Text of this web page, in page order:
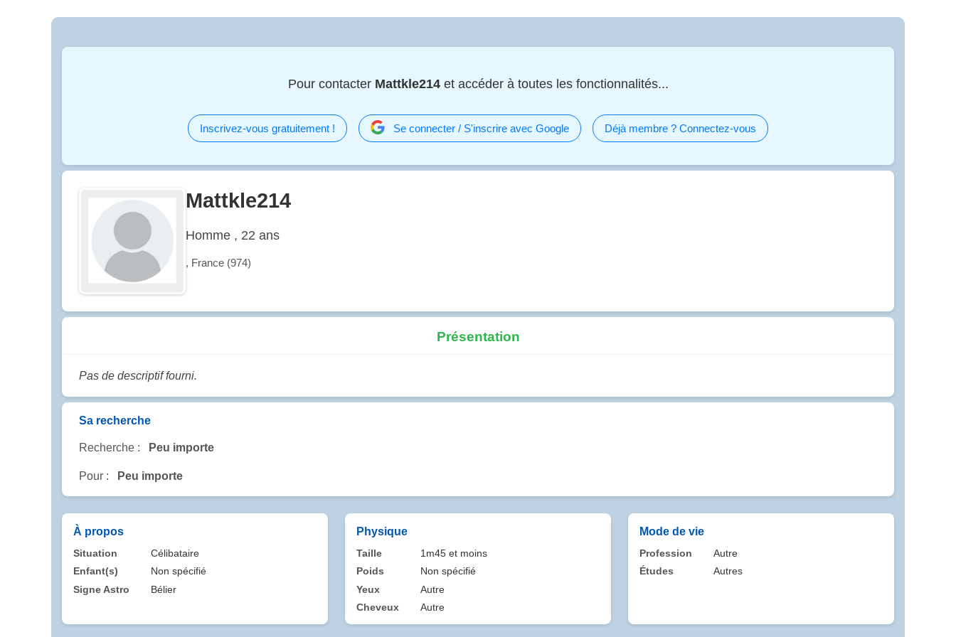
Pour contacter Mattkle214et accéder à toutes les fonctionnalités...
Inscrivez-vous gratuitement ! Se connecter / S'inscrire avec Google Déjà membre ? Connectez-vous
Mattkle214
Homme , 22 ans
, France (974)
Présentation
Pas de descriptif fourni.
Sa recherche
Recherche : Peu importe
Pour : Peu importe
À propos
Situation
Célibataire
Enfant(s)
Non spécifié
Signe Astro
Bélier
Physique
Taille
1m45 et moins
Poids
Non spécifié
Yeux
Autre
Cheveux
Autre
Mode de vie
Profession
Autre
Études
Autres